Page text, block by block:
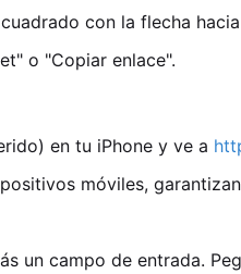
con la flecha
o "Copiar enlace".
en tu iPhone y ve a
móviles,
un campo de entrada.